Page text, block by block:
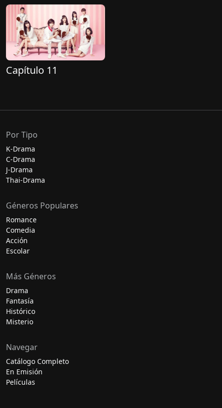
Capítulo 11
Por Tipo
K-Drama
C-Drama
J-Drama
Thai-Drama
Géneros Populares
Romance
Comedia
Acción
Escolar
Más Géneros
Drama
Fantasía
Histórico
Misterio
Navegar
Catálogo Completo
En Emisión
Películas